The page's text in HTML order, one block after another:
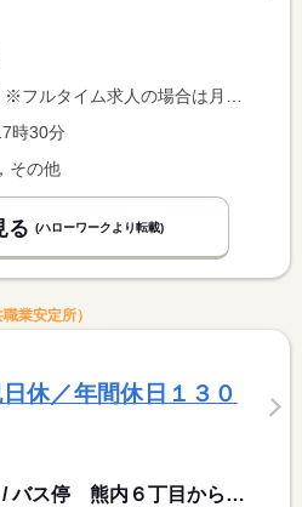
（換算額）、パート求人の場合は時間額を表示しています。
時30分
その他
る (ハローワークより転載)
業安定所）
休／年間休日１３０
兵庫県神戸市中央区 / バス停 熊内６丁目から徒歩８分